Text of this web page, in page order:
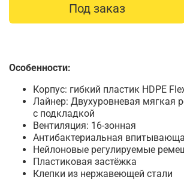
Под заказ
Особенности:
Корпус: гибкий пластик HDPE
Лайнер: Двухуровневая мягкая
с подкладкой
Вентиляция: 16-зонная
Антибактериальная
Нейлоновые регулируемые
Пластиковая застёжка
Клепки из нержавеющей стали